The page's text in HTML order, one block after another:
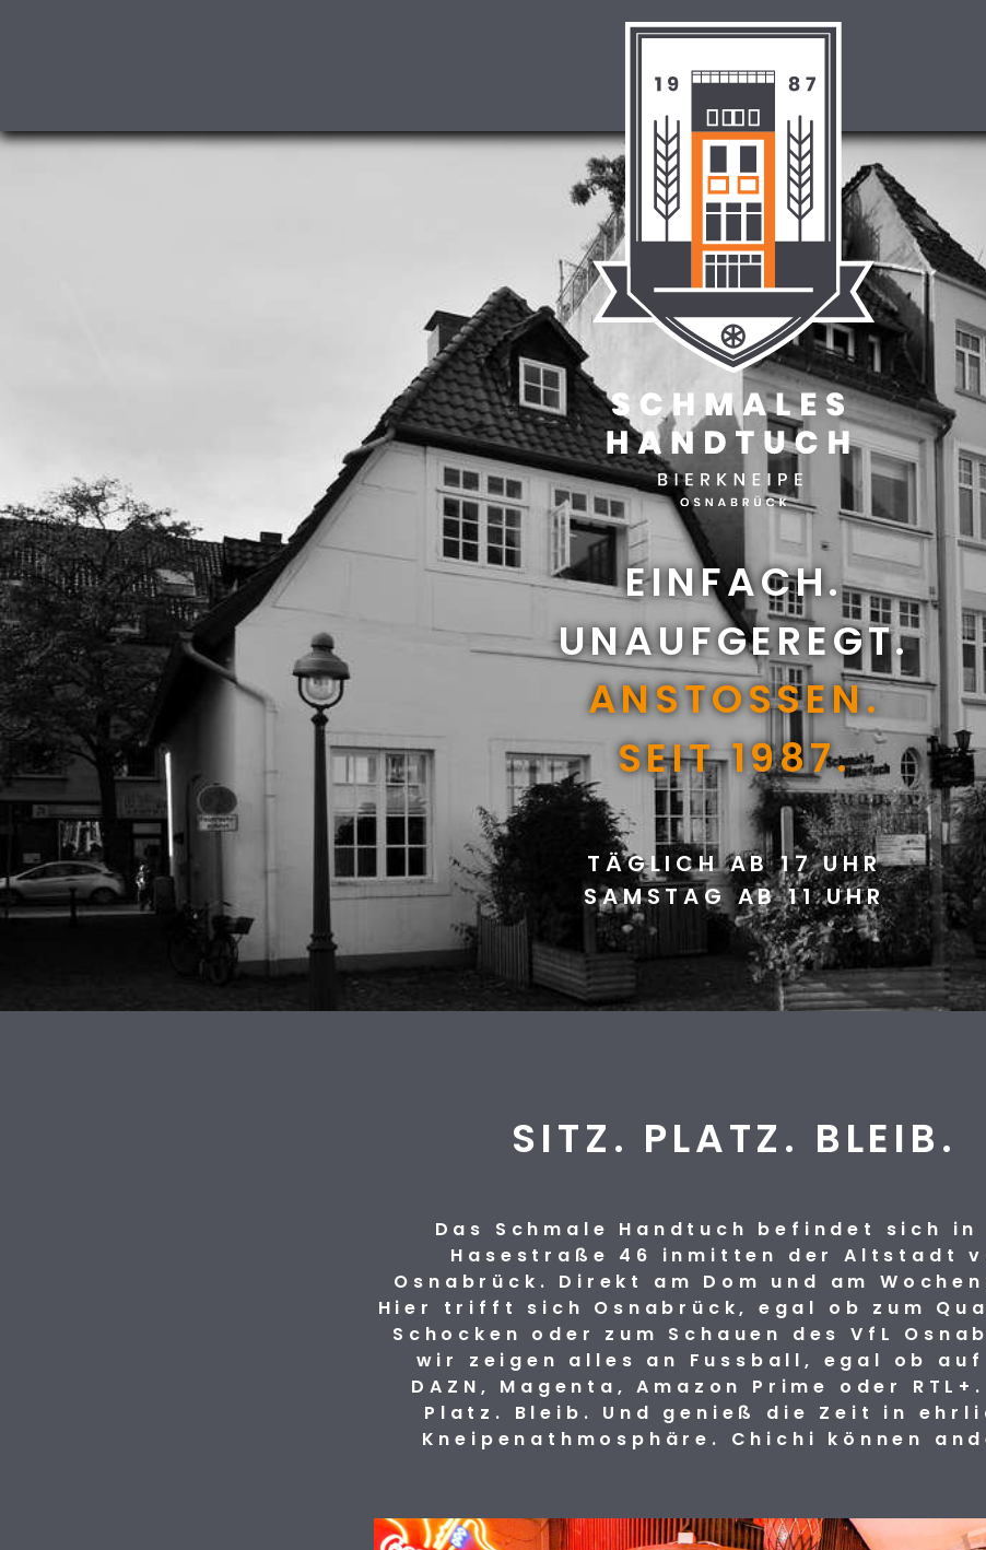
EINFACH.
UNAUFGEREGT.
ANSTOSSEN.
SEIT 1987.
TÄGLICH AB 17 UHR
SAMSTAG AB 11 UHR
SITZ. PLATZ. BLEIB.
Das Schmale Handtuch befindet sich in
Hasestraße 46 inmitten der Altstadt
Osnabrück. Direkt am Dom und am
Hier trifft sich Osnabrück, egal ob zum
Schocken oder zum Schauen des VfL
wir zeigen alles an Fussball, egal ob auf
DAZN, Magenta, Amazon Prime oder
Platz. Bleib. Und genieß die Zeit in
Kneipenathmosphäre. Chichi können